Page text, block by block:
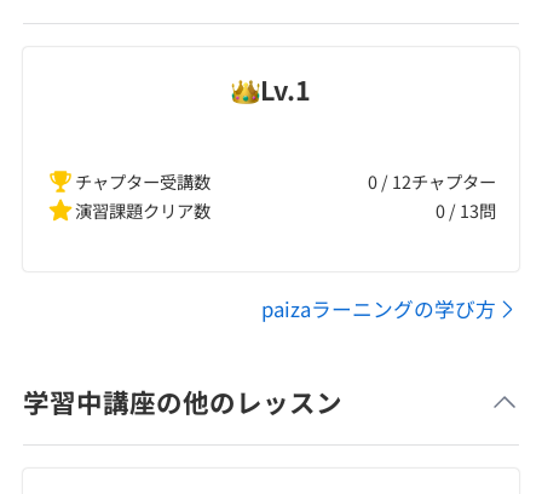
Lv.1
チャプター受講数
0 / 12チャプター
演習課題クリア数
0/13問
paizaラーニングの学び方
学習中講座の他のレッスン